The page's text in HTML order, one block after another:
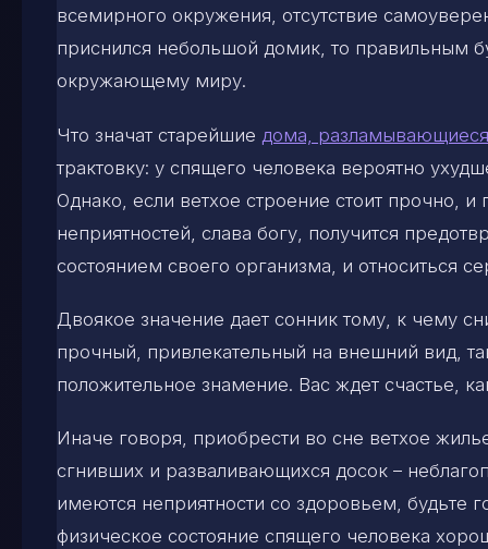
всемирного окружения, отсутствие
приснился небольшой домик, то правильным
окружающему миру.
Что значат старейшие дома, разламывающиеся
трактовку: у спящего человека вероятно
Однако, если ветхое строение стоит прочно,
неприятностей, слава богу, получится
состоянием своего организма, и относиться
Двоякое значение дает сонник тому, к чему
прочный, привлекательный на внешний вид,
положительное знамение. Вас ждет счастье,
Иначе говоря, приобрести во сне ветхое
сгнивших и разваливающихся досок –
имеются неприятности со здоровьем, будьте
физическое состояние спящего человека